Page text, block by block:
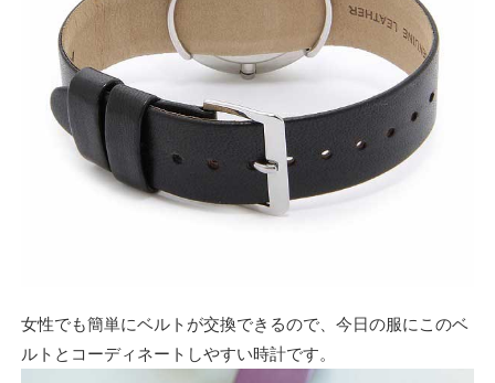
女性でも簡単にベルトが交換できるので、今日の服にこのベ
ルトとコーディネートしやすい時計です。